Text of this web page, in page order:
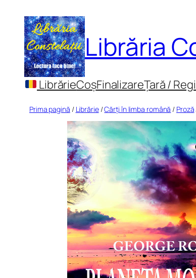
conținut
Librăria
LibrărieCoșFinalizareȚară /
Prima pagină / Librărie/Cărți în limba română / Proză